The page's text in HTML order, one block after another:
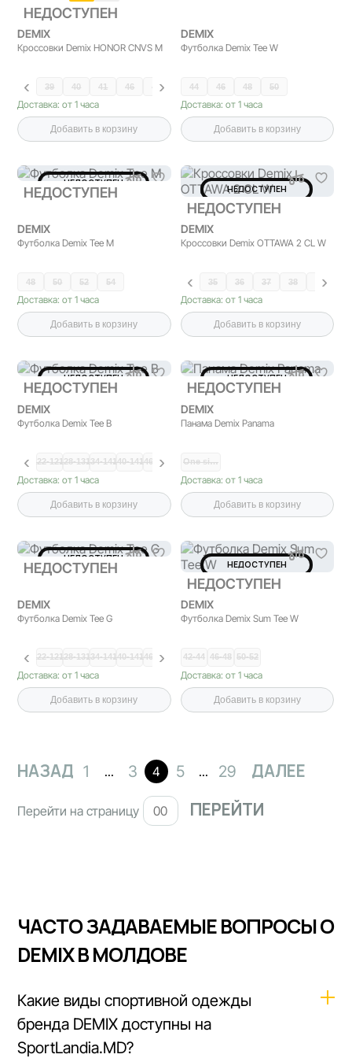
НЕДОСТУПЕН
DEMIX
Кроссовки Demix HONOR CNVS M
39 40 41 46 42
Доставка: от 1 часа
Добавить в корзину
DEMIX
Футболка Demix Tee W
44 46 48 50
Доставка: от 1 часа
Добавить в корзину
НЕДОСТУПЕН
НЕДОСТУПЕН
DEMIX
Футболка Demix Tee M
48 50 52 54
Доставка: от 1 часа
Добавить в корзину
НЕДОСТУПЕН
НЕДОСТУПЕН
DEMIX
Кроссовки Demix OTTAWA 2 CL W
35 36 37 38 39
Доставка: от 1 часа
Добавить в корзину
НЕДОСТУПЕН
НЕДОСТУПЕН
DEMIX
Футболка Demix Tee B
122-12…128-13…134-14…140-14…146-15…152-15…158-16…
Доставка: от 1 часа
Добавить в корзину
НЕДОСТУПЕН
НЕДОСТУПЕН
DEMIX
Панама Demix Panama
One si…
Доставка: от 1 часа
Добавить в корзину
НЕДОСТУПЕН
НЕДОСТУПЕН
DEMIX
Футболка Demix Tee G
122-12…128-13…134-14…140-14…146-15…152-15…
Доставка: от 1 часа
Добавить в корзину
НЕДОСТУПЕН
НЕДОСТУПЕН
DEMIX
Футболка Demix Sum Tee W
42-44 46-48 50-52
Доставка: от 1 часа
Добавить в корзину
НАЗАД 1 ... 3 4 5 ... 29 ДАЛЕЕ
Перейти на страницу
ЧАСТО ЗАДАВАЕМЫЕ ВОПРОСЫ О
DEMIX В МОЛДОВЕ
Какие виды спортивной одежды
бренда DEMIX доступны на
SportLandia.MD?